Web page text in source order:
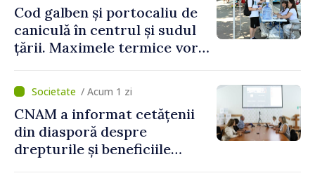
Cod galben și portocaliu de
caniculă în centrul și sudul
țării. Maximele termice vor
/ Acum 1 zi
CNAM a informat cetățenii
din diasporă despre
drepturile și beneficiile